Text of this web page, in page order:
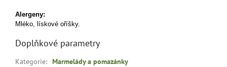
Alergeny:
Mléko, lískové oříšky.
Doplňkové parametry
Kategorie: Marmelády a pomazánky